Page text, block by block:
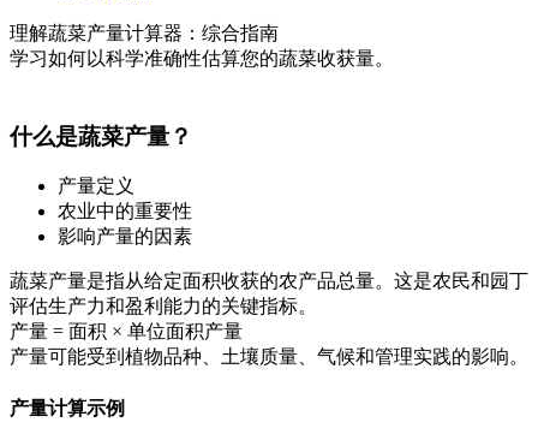
理解蔬菜产量计算器：综合指南
学习如何以科学准确性估算您的蔬菜收获量。
什么是蔬菜产量？
产量定义
农业中的重要性
影响产量的因素
蔬菜产量是指从给定面积收获的农产品总量。这是农民和园丁
评估生产力和盈利能力的关键指标。
产量 = 面积 × 单位面积产量
产量可能受到植物品种、土壤质量、气候和管理实践的影响。
产量计算示例